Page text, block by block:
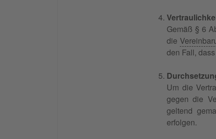
Gemäß § 6
die
den Fall,
Um die
gegen die
geltend
erfolgen.